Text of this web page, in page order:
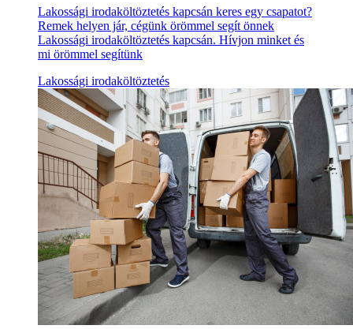
Lakossági irodaköltöztetés kapcsán keres egy csapatot?
Remek helyen jár, cégünk örömmel segít önnek
Lakossági irodaköltöztetés kapcsán. Hívjon minket és
mi örömmel segítünk
Lakossági irodaköltöztetés